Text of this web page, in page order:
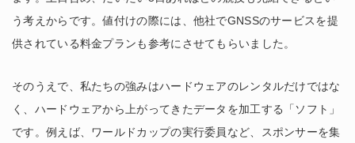
う考えからです。値付けの際には、他社でGNSSのサービスを提
供されている料金プランも参考にさせてもらいました。
そのうえで、私たちの強みはハードウェアのレンタルだけではな
く、ハードウェアから上がってきたデータを加工する「ソフト」
です。例えば、ワールドカップの実行委員など、スポンサーを集